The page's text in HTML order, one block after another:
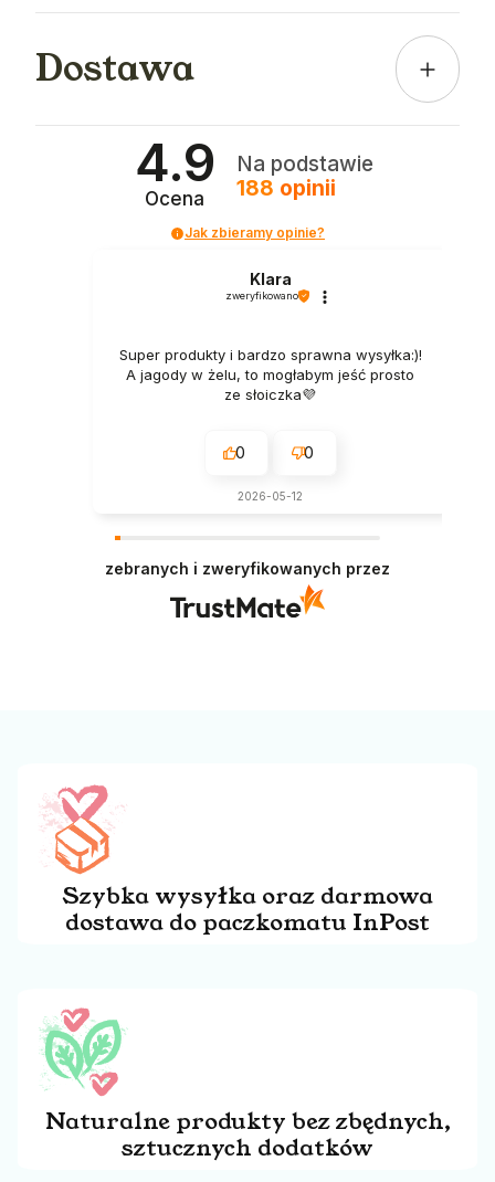
Dostawa
4.9
Ocena
Na podstawie
188 opinii
Jak zbieramy opinie?
Klara
zweryfikowano
Super produkty i bardzo sprawna wysyłka:)!
A jagody w żelu, to mogłabym jeść prosto
ze słoiczka💜
0 0
2026-05-12
zebranych i zweryfikowanych przez
Szybka wysyłka oraz darmowa
dostawa do paczkomatu InPost
Naturalne produkty bez zbędnych,
sztucznych dodatków